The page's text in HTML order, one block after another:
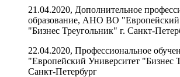
21.04.2020, Дополнительное
образование, АНО ВО "Европейский
"Бизнес Треугольник" г. Санкт-
22.04.2020, Профессиональное
"Европейский Университет "Бизнес
Санкт-Петербург